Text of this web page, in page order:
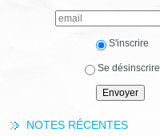
S'inscrire
Se désinscrire
NOTES RÉCENTES